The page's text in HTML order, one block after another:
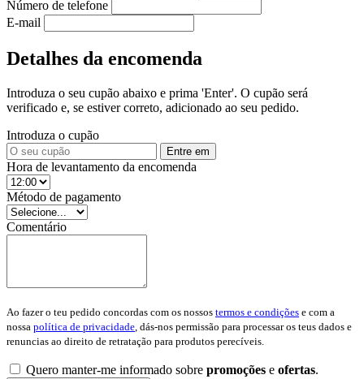
Número de telefone
E-mail
Detalhes da encomenda
Introduza o seu cupão abaixo e prima 'Enter'. O cupão será
verificado e, se estiver correto, adicionado ao seu pedido.
Introduza o cupão
Entre em
Hora de levantamento da encomenda
Método de pagamento
Comentário
Ao fazer o teu pedido concordas com os nossos termos e condições e com a
nossa política de privacidade , dás-nos permissão para processar os teus dados e
renuncias ao direito de retratação para produtos perecíveis.
Quero manter-me informado sobre promoções e ofertas.